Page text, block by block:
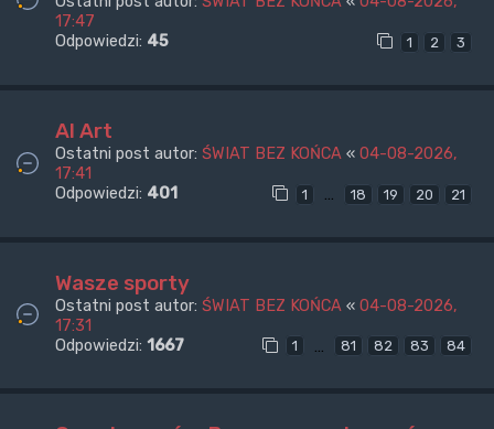
17:47
Odpowiedzi: 45 1 2 3
AI Art
Ostatni post autor: ŚWIAT BEZ KOŃCA « 04-08-2026,
17:41
Odpowiedzi: 401 1 … 18 19 20 21
Wasze sporty
Ostatni post autor: ŚWIAT BEZ KOŃCA « 04-08-2026,
17:31
Odpowiedzi: 1667 1 … 81 82 83 84